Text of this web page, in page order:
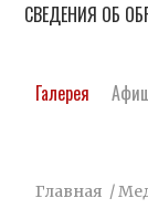
СВЕДЕНИЯ ОБ
Галерея
Главная /